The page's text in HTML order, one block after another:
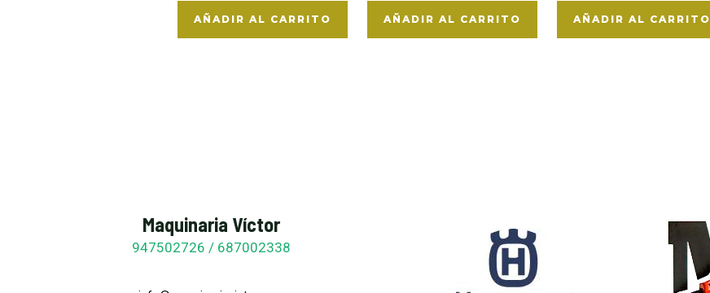
AÑADIR AL CARRITO AÑADIR AL CARRITO AÑADIR AL CARRITO
Maquinaria Víctor
947502726 / 687002338